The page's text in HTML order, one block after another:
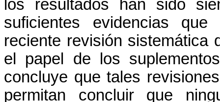
los resultados han sido
suficientes
evidencias que
reciente revisión sistemática
el papel de los suplementos
concluye que tales revisiones
permitan
concluirque